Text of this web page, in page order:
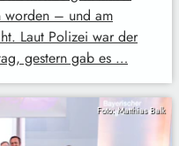
worden – und am
Laut Polizei war der
gestern gab es …
Foto: Matthias Balk